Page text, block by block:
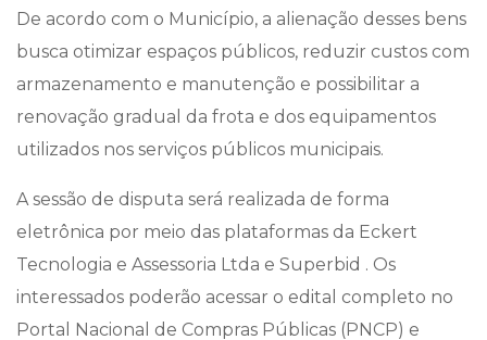
De acordo com o Município, a alienação desses bens
busca otimizar espaços públicos, reduzir custos com
armazenamento e manutenção e possibilitar a
renovação gradual da frota e dos equipamentos
utilizados nos serviços públicos municipais.
A sessão de disputa será realizada de forma
eletrônica por meio das plataformas da Eckert
Tecnologia e Assessoria Ltda e Superbid . Os
interessados poderão acessar o edital completo no
Portal Nacional de Compras Públicas (PNCP) e